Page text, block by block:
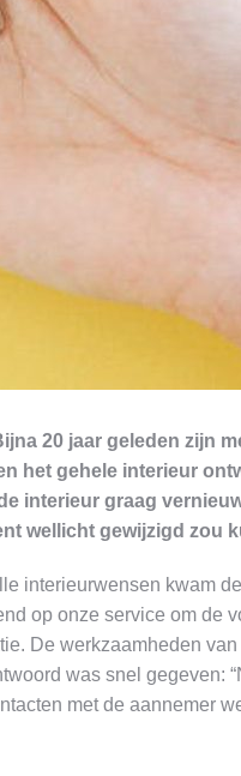
20 jaar geleden zijn
het gehele interieur
interieur graag
wellicht gewijzigd zou
interieurwensen kwam
op onze service om de
De werkzaamheden
was snel gegeven:
met de aannemer